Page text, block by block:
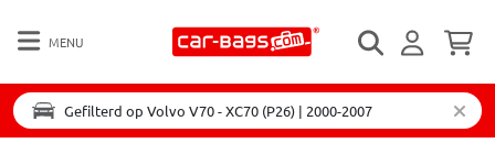
MENU
Gefilterd op Volvo V70 - XC70 (P26) | 2000-2007